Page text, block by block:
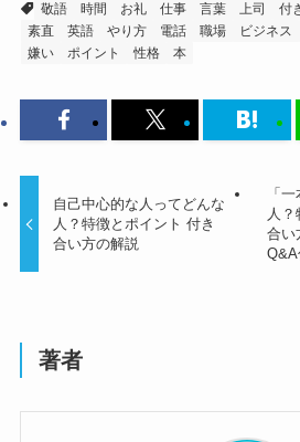
敬語
時間 お礼 仕事 言葉 上司 付
素直
英語 やり方 電話 職場 ビジネス
嫌い
ポイント 性格 本
自己中心的な人ってどんな
人？特徴とポイント 付き
合い方の解説
「
人
合い
Q&A
著者